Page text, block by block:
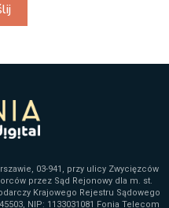
03-941, przy ulicy Zwycięzców
przez Sąd Rejonowy dla m. st.
Krajowego Rejestru Sądowego
NIP: 1133031081 Fonia Telecom